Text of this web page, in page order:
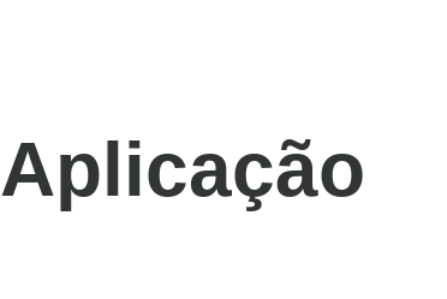
Aplicação